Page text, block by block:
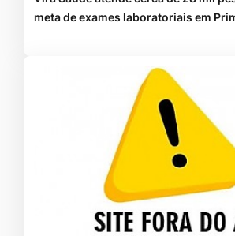
meta de exames laboratoriais em